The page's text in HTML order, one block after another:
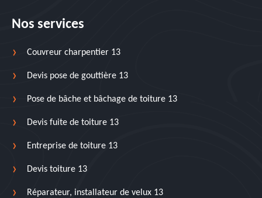
Nos services
Couvreur charpentier 13
Devis pose de gouttière 13
Pose de bâche et bâchage de toiture 13
Devis fuite de toiture 13
Entreprise de toiture 13
Devis toiture 13
Réparateur, installateur de velux 13